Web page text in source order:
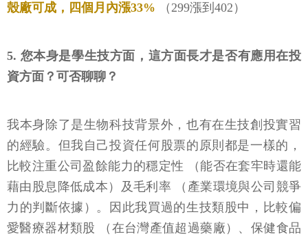
殼廠可成，四個月內漲33% （299漲到402）
5. 您本身是學生技方面，這方面長才是否有應用在投
資方面？可否聊聊？
我本身除了是生物科技背景外，也有在生技創投實習
的經驗。但我自己投資任何股票的原則都是一樣的，
比較注重公司盈餘能力的穩定性 （能否在套牢時還能
藉由股息降低成本）及毛利率 （產業環境與公司競爭
力的判斷依據）。因此我買過的生技類股中，比較偏
愛醫療器材類股 （在台灣產值超過藥廠）、保健食品